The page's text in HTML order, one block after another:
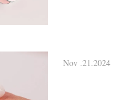
Nov .21.2024